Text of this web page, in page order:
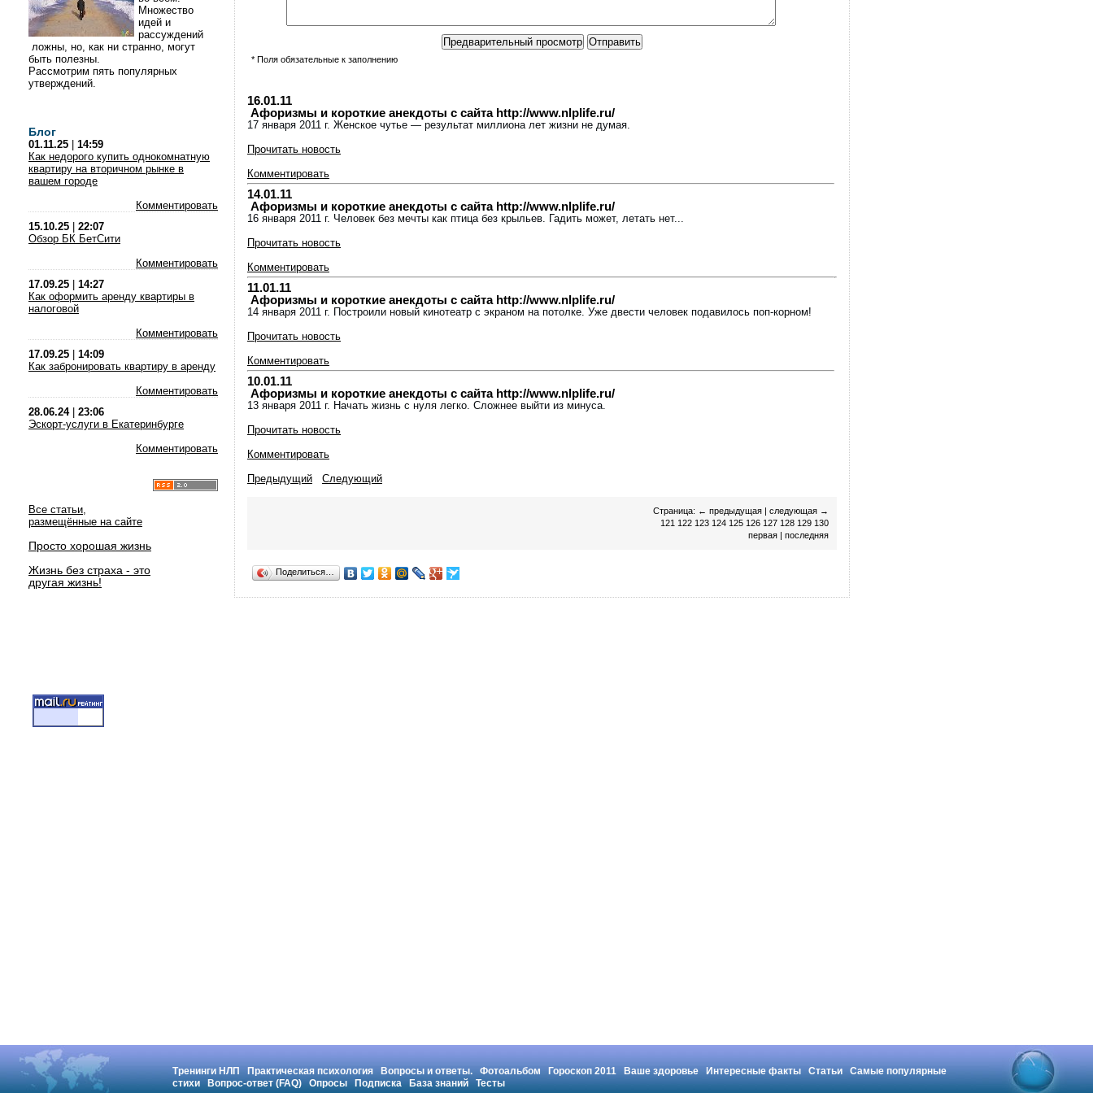
Множество
идей и
рассуждений
ложны, но, как ни странно, могут
быть полезны.
Рассмотрим пять популярных
утверждений.
Блог
01.11.25
14:59
Как недорого купить однокомнатную
квартиру на вторичном рынке в
вашем городе
Комментировать
15.10.25
22:07
Обзор БК БетСити
Комментировать
17.09.25
14:27
Как оформить аренду квартиры в
налоговой
Комментировать
17.09.25
14:09
Как забронировать квартиру в аренду
Комментировать
28.06.24| 23:06
Эскорт-услуги в Екатеринбурге
Комментировать
Все статьи,
размещённые на сайте
Просто хорошая жизнь
Жизнь без страха - это
другая жизнь!
* Поля обязательные к заполнению
16.01.11
Афоризмы и короткие анекдоты с сайта http://www.nlplife.ru/
17 января 2011 г. Женское чутье — результат миллиона лет жизни не думая.
Прочитать новость
Комментировать
14.01.11
Афоризмы и короткие анекдоты с сайта http://www.nlplife.ru/
16 января 2011 г. Человек без мечты как птица без крыльев. Гадить может, летать нет...
Прочитать новость
Комментировать
11.01.11
Афоризмы и короткие анекдоты с сайта http://www.nlplife.ru/
14 января 2011 г. Построили новый кинотеатр с экраном на потолке. Уже двести человек подавилось поп-корном!
Прочитать новость
Комментировать
10.01.11
Афоризмы и короткие анекдоты с сайта http://www.nlplife.ru/
13 января 2011 г. Начать жизнь с нуля легко. Сложнее выйти из минуса.
Прочитать новость
Комментировать
Предыдущий
Следующий
Страница: ← предыдущая | следующая →
121 122 123 124 125 126 127 128 129 130
первая | последняя
Поделиться…
Тренинги НЛП Практическая психология Вопросы и ответы. Фотоальбом Гороскоп 2011 Ваше здоровье Интересные факты Статьи
Самые популярные
стихи
Вопрос-ответ (FAQ) Опросы Подписка База знаний Тесты